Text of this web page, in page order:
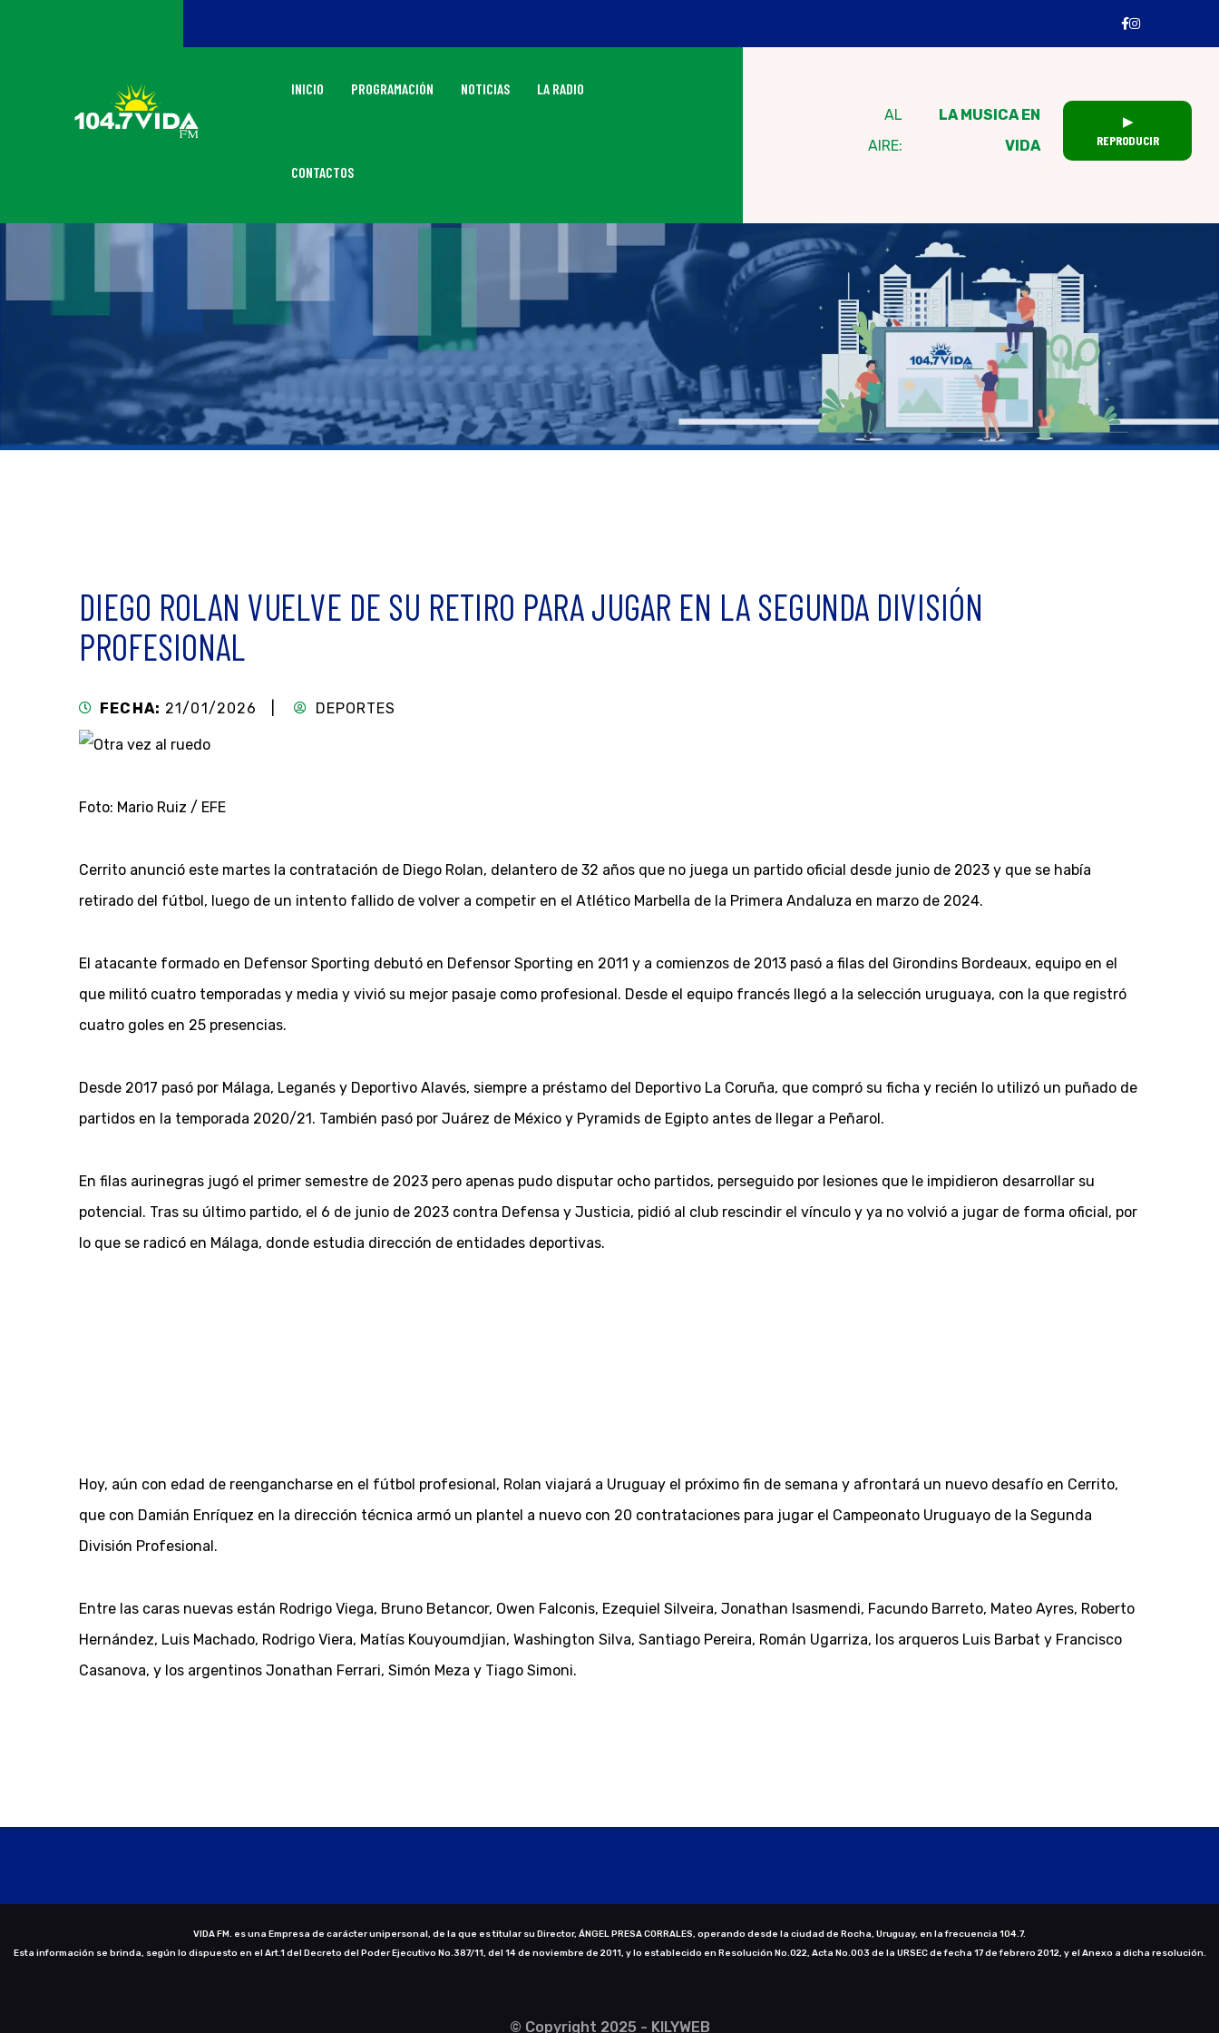
INICIO PROGRAMACIÓN NOTICIAS LA RADIO
CONTACTOS
AL
AIRE:
LA MUSICA EN
VIDA
▶
REPRODUCIR
DIEGO ROLAN VUELVE DE SU RETIRO PARA JUGAR EN LA SEGUNDA DIVISIÓN
PROFESIONAL
FECHA: 21/01/2026 | DEPORTES
Foto: Mario Ruiz / EFE
Cerrito anunció este martes la contratación de Diego Rolan, delantero de 32 años que no juega un partido oficial desde junio de 2023 y que se había
retirado del fútbol, luego de un intento fallido de volver a competir en el Atlético Marbella de la Primera Andaluza en marzo de 2024.
El atacante formado en Defensor Sporting debutó en Defensor Sporting en 2011 y a comienzos de 2013 pasó a filas del Girondins Bordeaux, equipo en el
que militó cuatro temporadas y media y vivió su mejor pasaje como profesional. Desde el equipo francés llegó a la selección uruguaya, con la que registró
cuatro goles en 25 presencias.
Desde 2017 pasó por Málaga, Leganés y Deportivo Alavés, siempre a préstamo del Deportivo La Coruña, que compró su ficha y recién lo utilizó un puñado de
partidos en la temporada 2020/21. También pasó por Juárez de México y Pyramids de Egipto antes de llegar a Peñarol.
En filas aurinegras jugó el primer semestre de 2023 pero apenas pudo disputar ocho partidos, perseguido por lesiones que le impidieron desarrollar su
potencial. Tras su último partido, el 6 de junio de 2023 contra Defensa y Justicia, pidió al club rescindir el vínculo y ya no volvió a jugar de forma oficial, por
lo que se radicó en Málaga, donde estudia dirección de entidades deportivas.
Hoy, aún con edad de reengancharse en el fútbol profesional, Rolan viajará a Uruguay el próximo fin de semana y afrontará un nuevo desafío en Cerrito,
que con Damián Enríquez en la dirección técnica armó un plantel a nuevo con 20 contrataciones para jugar el Campeonato Uruguayo de la Segunda
División Profesional.
Entre las caras nuevas están Rodrigo Viega, Bruno Betancor, Owen Falconis, Ezequiel Silveira, Jonathan Isasmendi, Facundo Barreto, Mateo Ayres, Roberto
Hernández, Luis Machado, Rodrigo Viera, Matías Kouyoumdjian, Washington Silva, Santiago Pereira, Román Ugarriza, los arqueros Luis Barbat y Francisco
Casanova, y los argentinos Jonathan Ferrari, Simón Meza y Tiago Simoni.
VIDA FM. es una Empresa de carácter unipersonal, de la que es titular su Director, ÁNGEL PRESA CORRALES, operando desde la ciudad de Rocha, Uruguay, en la frecuencia 104.7.
Esta información se brinda, según lo dispuesto en el Art.1 del Decreto del Poder Ejecutivo No.387/11, del 14 de noviembre de 2011, y lo establecido en Resolución No.022, Acta No.003 de la URSEC de fecha 17 de febrero 2012, y el Anexo a dicha resolución.
© Copyright 2025 - KILYWEB